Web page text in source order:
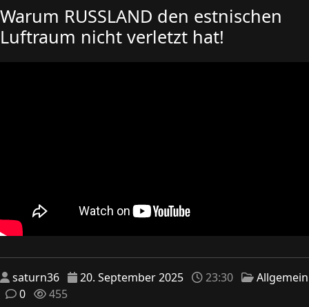
Warum RUSSLAND den estnischen
Luftraum nicht verletzt hat!
saturn36 20. September 2025 23:30
Allgemein
0
455